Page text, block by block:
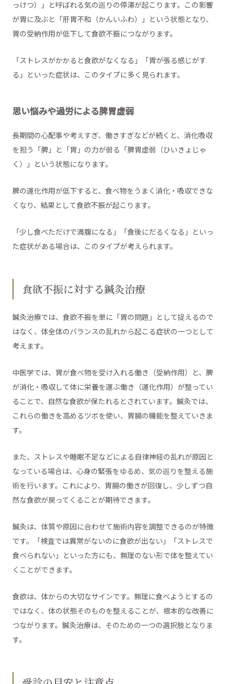
っけつ）」と呼ばれる気の巡りの停滞が起こります。この影響
が胃に及ぶと「肝胃不和（かんいふわ）」という状態となり、
胃の受納作用が低下して食欲不振につながります。
「ストレスがかかると食欲がなくなる」「胃が張る感じがす
る」といった症状は、このタイプに多く見られます。
思い悩みや過労による脾胃虚弱
長期間の心配事や考えすぎ、働きすぎなどが続くと、消化吸収
を担う「脾」と「胃」の力が弱る「脾胃虚弱（ひいきょじゃ
く）」という状態になります。
脾の運化作用が低下すると、食べ物をうまく消化・吸収できな
くなり、結果として食欲不振が起こります。
「少し食べただけで満腹になる」「食後にだるくなる」といっ
た症状がある場合は、このタイプが考えられます。
食欲不振に対する鍼灸治療
鍼灸治療では、食欲不振を単に「胃の問題」として捉えるので
はなく、体全体のバランスの乱れから起こる症状の一つとして
考えます。
中医学では、胃が食べ物を受け入れる働き（受納作用）と、脾
が消化・吸収して体に栄養を運ぶ働き（運化作用）が整ってい
ることで、自然な食欲が保たれるとされています。鍼灸では、
これらの働きを高めるツボを使い、胃腸の機能を整えていきま
す。
また、ストレスや睡眠不足などによる自律神経の乱れが原因と
なっている場合は、心身の緊張をゆるめ、気の巡りを整える施
術を行います。これにより、胃腸の働きが回復し、少しずつ自
然な食欲が戻ってくることが期待できます。
鍼灸は、体質や原因に合わせて施術内容を調整できるのが特徴
です。「検査では異常がないのに食欲が出ない」「ストレスで
食べられない」といった方にも、無理のない形で体を整えてい
くことができます。
食欲は、体からの大切なサインです。無理に食べようとするの
ではなく、体の状態そのものを整えることが、根本的な改善に
つながります。鍼灸治療は、そのための一つの選択肢となりま
す。